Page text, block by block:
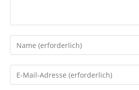
Gib
deinen
Namen
oder
Gib
deine